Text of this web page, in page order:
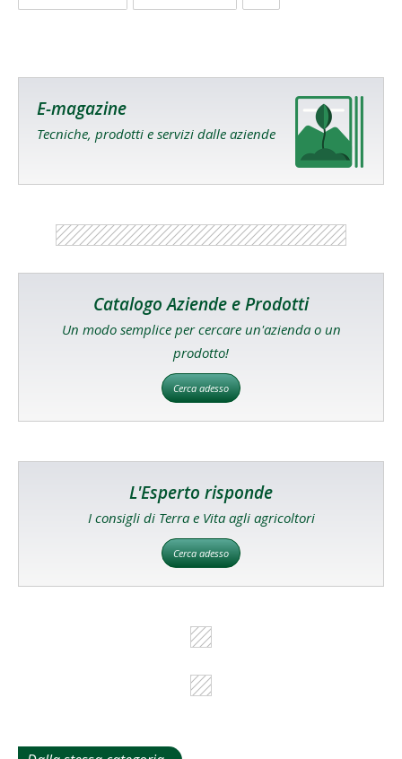
E-magazine
Tecniche, prodotti e servizi dalle aziende
Catalogo Aziende e Prodotti
Un modo semplice per cercare un'azienda o un
prodotto!
Cerca adesso
L'Esperto risponde
I consigli di Terra e Vita agli agricoltori
Cerca adesso